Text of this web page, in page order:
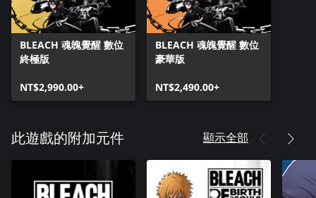
BLEACH 魂魄覺醒 數位
終極版
NT$2,990.00+
BLEACH 魂魄覺醒 數位
豪華版
NT$2,490.00+
此遊戲的附加元件 顯示全部